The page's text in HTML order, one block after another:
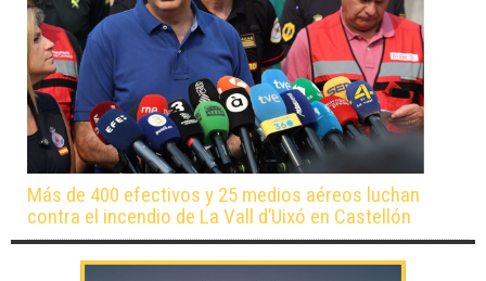
Más de 400 efectivos y 25 medios aéreos luchan
contra el incendio de La Vall d’Uixó en Castellón